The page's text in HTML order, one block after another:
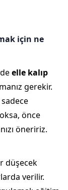
için ne
elle kalıp
gerekir.
sadece
önce
öneririz.
düşecek
verilir.